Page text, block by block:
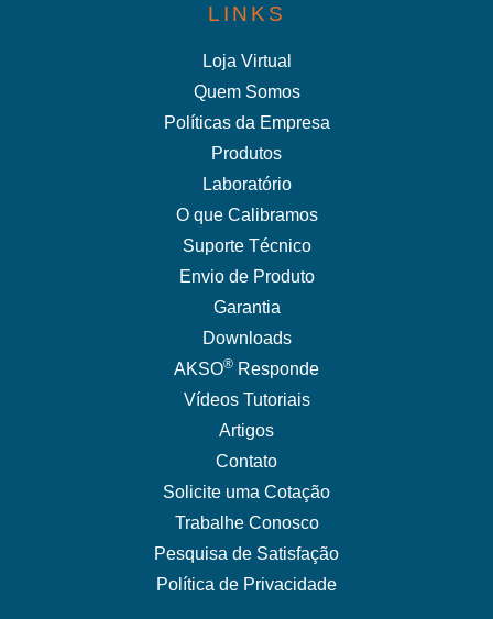
LINKS
Loja Virtual
Quem Somos
Políticas da Empresa
Produtos
Laboratório
O que Calibramos
Suporte Técnico
Envio de Produto
Garantia
Downloads
AKSO® Responde
Vídeos Tutoriais
Artigos
Contato
Solicite uma Cotação
Trabalhe Conosco
Pesquisa de Satisfação
Política de Privacidade